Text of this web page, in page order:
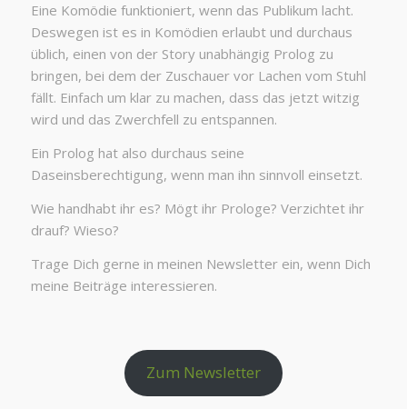
Eine Komödie funktioniert, wenn das Publikum lacht.
Deswegen ist es in Komödien erlaubt und durchaus
üblich, einen von der Story unabhängig Prolog zu
bringen, bei dem der Zuschauer vor Lachen vom Stuhl
fällt. Einfach um klar zu machen, dass das jetzt witzig
wird und das Zwerchfell zu entspannen.
Ein Prolog hat also durchaus seine
Daseinsberechtigung, wenn man ihn sinnvoll einsetzt.
Wie handhabt ihr es? Mögt ihr Prologe? Verzichtet ihr
drauf? Wieso?
Trage Dich gerne in meinen Newsletter ein, wenn Dich
meine Beiträge interessieren.
Zum Newsletter